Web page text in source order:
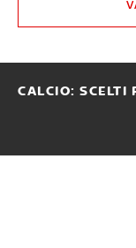
CALCIO: SCELTI